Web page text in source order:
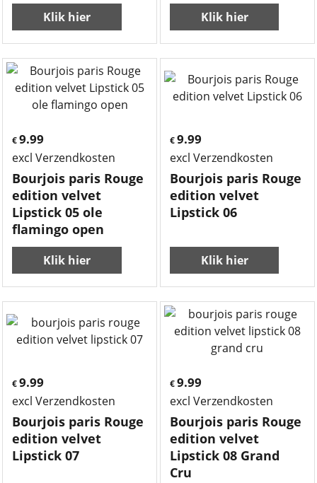
Klik hier Klik hier
€ 9.99
excl Verzendkosten
Bourjois paris Rouge
edition velvet
Lipstick 05 ole
flamingo open
Klik hier
€9.99
excl Verzendkosten
Bourjois paris Rouge
edition velvet
Lipstick 06
Klik hier
€ 9.99
excl Verzendkosten
Bourjois paris Rouge
edition velvet
Lipstick 07
€9.99
excl Verzendkosten
Bourjois paris Rouge
edition velvet
Lipstick 08 Grand
Cru